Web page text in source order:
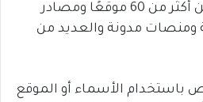
اختراع لتجلب لك نتائج من أكثر من 60 موقعًا ومصادر
ومنصات مدونة والعديد من
الأسماء أو الموقع